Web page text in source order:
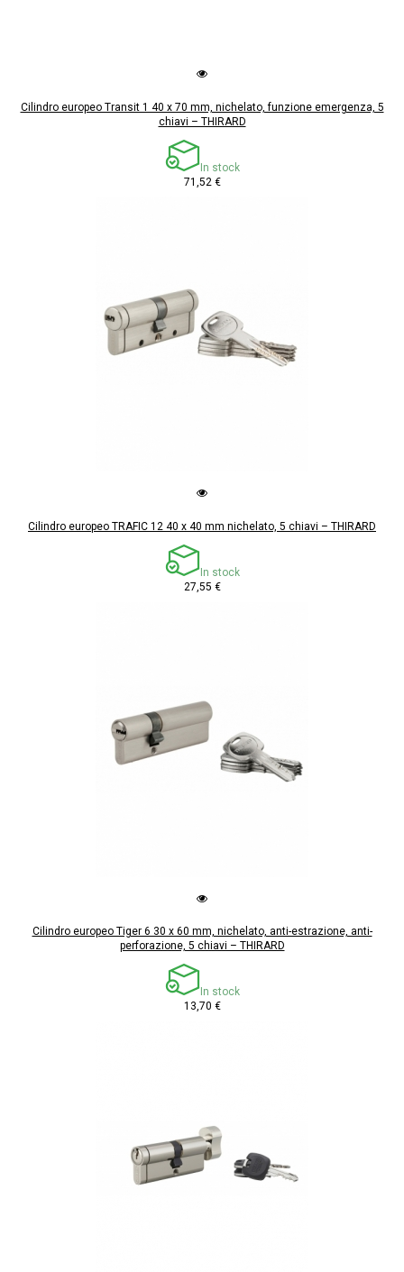
Cilindro europeo Transit 1 40 x 70 mm, nichelato, funzione emergenza, 5
chiavi – THIRARD
In stock
71,52 €
Cilindro europeo TRAFIC 12 40 x 40 mm nichelato, 5 chiavi – THIRARD
In stock
27,55 €
Cilindro europeo Tiger 6 30 x 60 mm, nichelato, anti-estrazione, anti-
perforazione, 5 chiavi – THIRARD
In stock
13,70 €